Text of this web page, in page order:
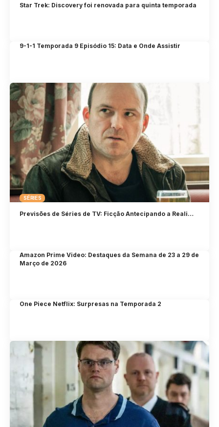
Star Trek: Discovery foi renovada para quinta temporada
9-1-1 Temporada 9 Episódio 15: Data e Onde Assistir
SÉRIES
Previsões de Séries de TV: Ficção Antecipando a Reali…
Amazon Prime Video: Destaques da Semana de 23 a 29 de
Março de 2026
One Piece Netflix: Surpresas na Temporada 2